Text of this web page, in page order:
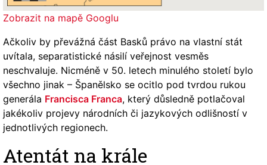
Zobrazit na mapě Googlu
Ačkoliv by převážná část Basků právo na vlastní stát
uvítala, separatistické násilí veřejnost vesměs
neschvaluje. Nicméně v 50. letech minulého století bylo
všechno jinak – Španělsko se ocitlo pod tvrdou rukou
generála Francisca Franca, který důsledně potlačoval
jakékoliv projevy národních či jazykových odlišností v
jednotlivých regionech.
Atentát na krále